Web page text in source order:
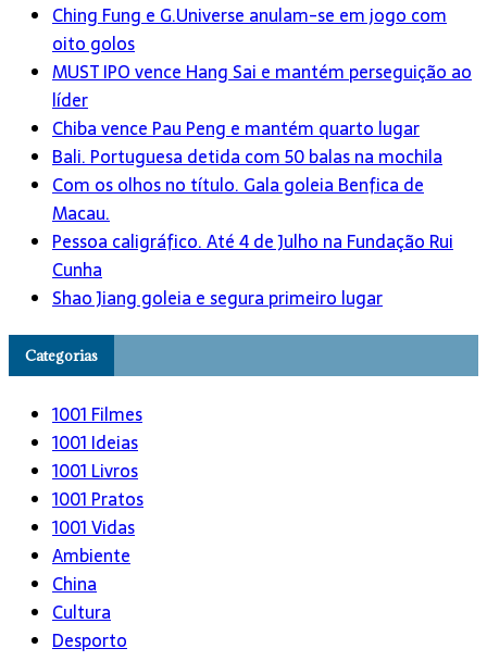
Ching Fung e G.Universe anulam-se em jogo com
oito golos
MUST IPO vence Hang Sai e mantém perseguição ao
líder
Chiba vence Pau Peng e mantém quarto lugar
Bali. Portuguesa detida com 50 balas na mochila
Com os olhos no título. Gala goleia Benfica de
Macau.
Pessoa caligráfico. Até 4 de Julho na Fundação Rui
Cunha
Shao Jiang goleia e segura primeiro lugar
Categorias
1001 Filmes
1001 Ideias
1001 Livros
1001 Pratos
1001 Vidas
Ambiente
China
Cultura
Desporto